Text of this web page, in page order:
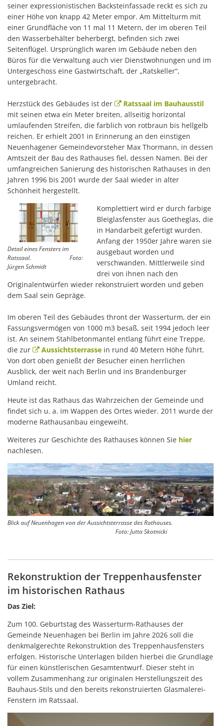
seiner expressionistischen Backsteinfassade reckt es sich zu
einer Höhe von knapp 42 Meter empor. Am Mittelturm mit
einer Grundfläche von 11 mal 11 Metern, der im oberen Teil
den Wasserbehälter beherbergt, befinden sich zwei
Seitenflügel. Ursprünglich waren im Gebäude neben den
Büros für die Verwaltung auch vier Dienstwohnungen und im
Untergeschoss eine Gastwirtschaft, der „Ratskeller“,
untergebracht.
Herzstück des Gebäudes ist der
Ratssaal im Bauhausstil
mit seinen etwa ein Meter breiten, allseitig horizontal
umlaufenden Streifen, die farblich von rotbraun bis hellgelb
reichen. Er erhielt 2001 in Erinnerung an den einstigen
Neuenhagener Gemeindevorsteher Max Thormann, in dessen
Amtszeit der Bau des Rathauses fiel, dessen Namen. Bei der
umfangreichen Sanierung des historischen Rathauses in den
Jahren 1996 bis 2001 wurde der Saal wieder in alter
Schönheit hergestellt.
Detail eines Fensters im
Ratssaal. Foto:
Jürgen Schmidt
Komplettiert wird er durch farbige
Bleiglasfenster aus Goetheglas, die
in Handarbeit gefertigt wurden.
Anfang der 1950er Jahre waren sie
ausgebaut worden und
verschwanden. Mittlerweile sind
drei von ihnen nach den
Originalentwürfen wieder rekonstruiert worden und geben
dem Saal sein Gepräge.
Im oberen Teil des Gebäudes thront der Wasserturm, der ein
Fassungsvermögen von 1000 m3 besaß, seit 1994 jedoch leer
ist. An seinem Stahlbetonmantel entlang führt eine Treppe,
die zur
Aussichtsterrassein rund 40 Metern Höhe führt.
Von dort oben genießt der Besucher einen herrlichen
Ausblick, der weit nach Berlin und ins Brandenburger
Umland reicht.
Heute ist das Rathaus das Wahrzeichen der Gemeinde und
findet sich u. a. im Wappen des Ortes wieder. 2011 wurde der
moderne Rathausanbau eingeweiht.
Weiteres zur Geschichte des Rathauses können Sie hier
nachlesen.
Blick auf Neuenhagen von der Aussichtsterrasse des Rathauses.
Foto: Jutta Skotnicki
Rekonstruktion der Treppenhausfenster
im historischen Rathaus
Das Ziel:
Zum 100. Geburtstag des Wasserturm-Rathauses der
Gemeinde Neuenhagen bei Berlin im Jahre 2026 soll die
denkmalgerechte Rekonstruktion des Treppenhausfensters
erfolgen. Historische Unterlagen bilden hierbei die Grundlage
für einen künstlerischen Gesamtentwurf. Dieser steht in
vollem Zusammenhang zur originalen Herstellungszeit des
Bauhaus-Stils und den bereits rekonstruierten Glasmalerei-
Fenstern im Ratssaal.